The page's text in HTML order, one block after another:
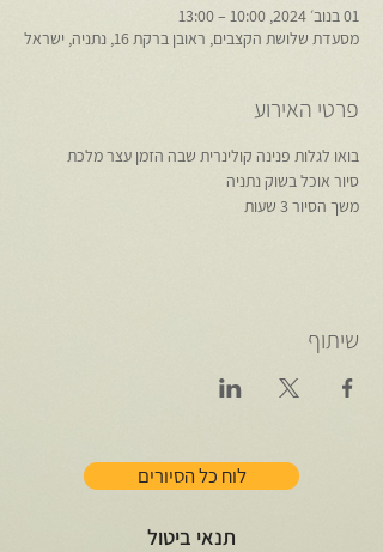
01 בנוב׳ 2024, 10:00 – 13:00
מסעדת שלושת הקצבים, ראובן ברקת 16, נתניה, ישראל
פרטי האירוע
בואו לגלות פנינה קולינרית שבה הזמן עצר מלכת
סיור אוכל בשוק נתניה
משך הסיור 3 שעות
שיתוף
לוח כל הסיורים
תנאי ביטול